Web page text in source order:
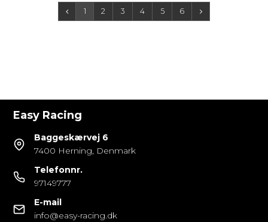
1 2 3 4 5 6
Easy Racing
Baggeskærvej 6
7400 Herning, Denmark
Telefonnr.
97149777
E-mail
info@easy-racing.dk